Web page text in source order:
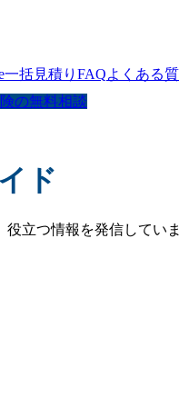
一括見積り FAQよくある質
の無料相談
ド
立つ情報を発信していま